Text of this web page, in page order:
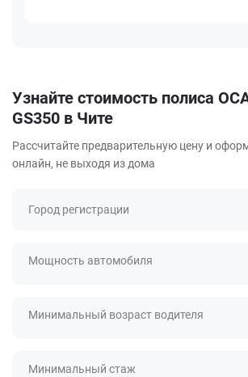
Узнайте стоимость полиса
GS350 в Чите
Рассчитайте предварительную цену и
онлайн, не выходя из дома
Город регистрации
Мощность автомобиля
Минимальный возраст водителя
Минимальный стаж